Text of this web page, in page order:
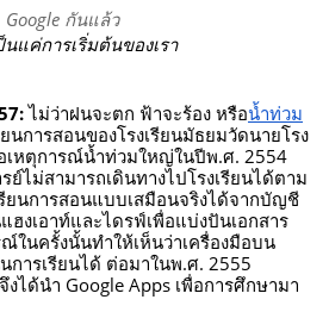
Google กันแล้ว
นแค่การเริ่มต้นของเรา
ไม่ว่าฝนจะตก ฟ้าจะร้อง หรือน้ำท่วม
นการสอนของโรงเรียนมัธยมวัดนายโรง
เหตุการณ์น้ำท่วมใหญ่ในปีพ.ศ. 2554
ย์ไม่สามารถเดินทางไปโรงเรียนได้ตาม
ยนการสอนแบบเสมือนจริงได้จากบัญชี
งเอาท์และไดรฟ์เพื่อแบ่งปันเอกสาร
ในครั้งนั้นทำให้เห็นว่าเครื่องมือบน
ารเรียนได้ ต่อมาในพ.ศ. 2555
งได้นำ Google Apps เพื่อการศึกษามา